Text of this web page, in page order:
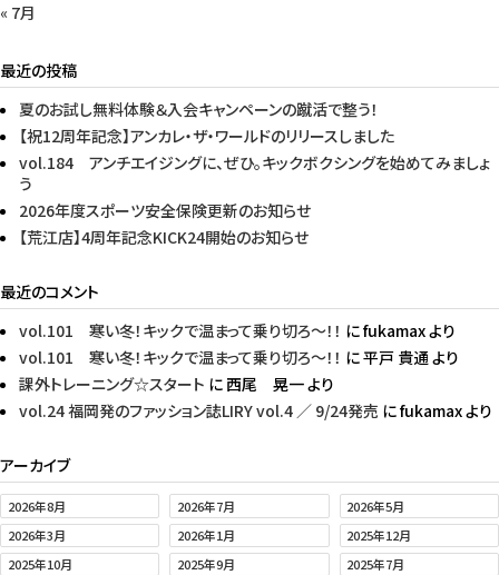
« 7月
最近の投稿
夏のお試し無料体験＆入会キャンペーンの蹴活で整う！
【祝12周年記念】アンカレ・ザ・ワールドのリリースしました
vol.184 アンチエイジングに、ぜひ。キックボクシングを始めてみましょ
う
2026年度スポーツ安全保険更新のお知らせ
【荒江店】4周年記念KICK24開始のお知らせ
最近のコメント
vol.101 寒い冬！キックで温まって乗り切ろ〜！！ にfukamaxより
vol.101 寒い冬！キックで温まって乗り切ろ〜！！ に平戸 貴通より
課外トレーニング☆スタート に 西尾 晃一より
vol.24 福岡発のファッション誌LIRY vol.4 ／ 9/24発売 にfukamaxより
アーカイブ
2026年8月 2026年7月
2026年5月
2026年3月
2026年1月
2025年12月
2025年10月
2025年9月
2025年7月